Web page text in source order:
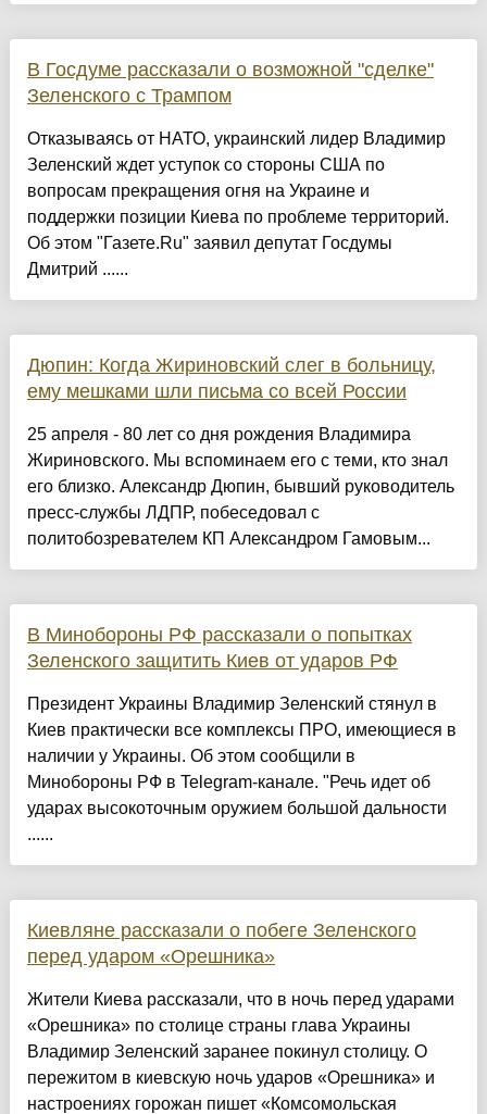
В Госдуме рассказали о возможной "сделке"
Зеленского с Трампом
Отказываясь от НАТО, украинский лидер Владимир
Зеленский ждет уступок со стороны США по
вопросам прекращения огня на Украине и
поддержки позиции Киева по проблеме территорий.
Об этом "Газете.Ru" заявил депутат Госдумы
Дмитрий ......
Дюпин: Когда Жириновский слег в больницу,
ему мешками шли письма со всей России
25 апреля - 80 лет со дня рождения Владимира
Жириновского. Мы вспоминаем его с теми, кто знал
его близко. Александр Дюпин, бывший руководитель
пресс-службы ЛДПР, побеседовал с
политобозревателем КП Александром Гамовым...
В Минобороны РФ рассказали о попытках
Зеленского защитить Киев от ударов РФ
Президент Украины Владимир Зеленский стянул в
Киев практически все комплексы ПРО, имеющиеся в
наличии у Украины. Об этом сообщили в
Минобороны РФ в Telegram-канале. "Речь идет об
ударах высокоточным оружием большой дальности
......
Киевляне рассказали о побеге Зеленского
перед ударом «Орешника»
Жители Киева рассказали, что в ночь перед ударами
«Орешника» по столице страны глава Украины
Владимир Зеленский заранее покинул столицу. О
пережитом в киевскую ночь ударов «Орешника» и
настроениях горожан пишет «Комсомольская